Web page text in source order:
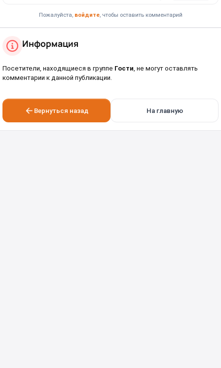
Пожалуйста, войдите, чтобы оставить комментарий
Информация
Посетители, находящиеся в группе Гости, не могут оставлять
комментарии к данной публикации.
Вернуться назад На главную